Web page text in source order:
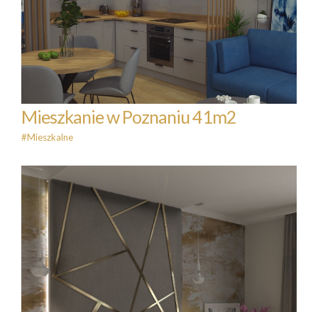
Mieszkanie w Poznaniu 41m2
#Mieszkalne
Mieszkanie w Poznaniu 41m2
#Mieszkalne
Sypialnia glamour